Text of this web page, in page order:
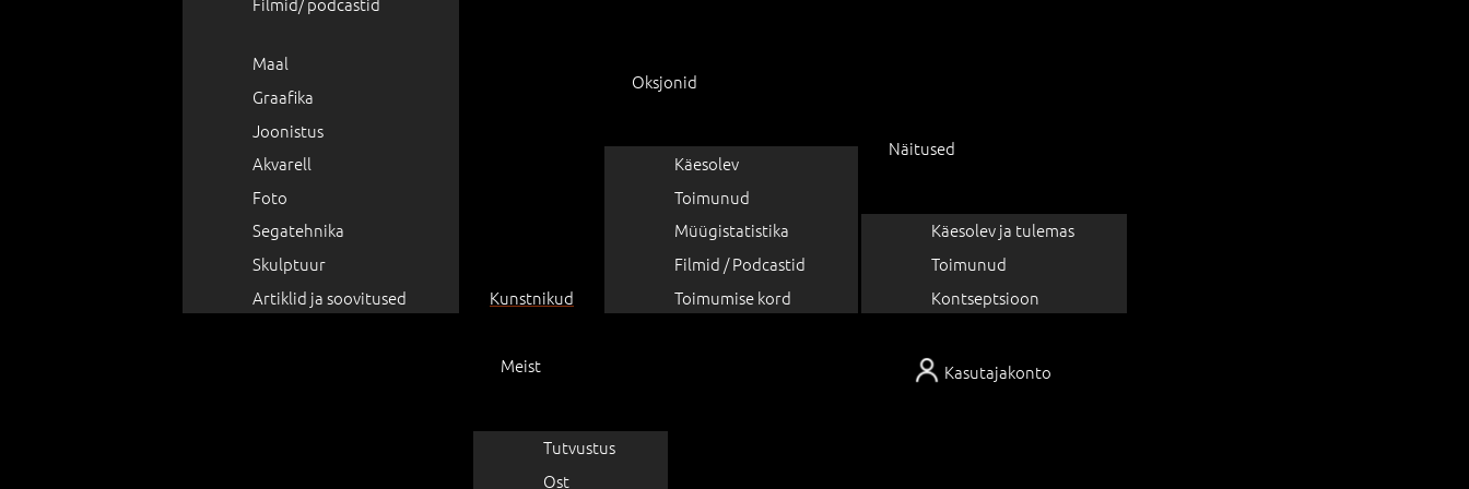
Kasutajakonto
Maal
Graafika
Joonistus
Akvarell
Foto
Segatehnika
Skulptuur
Artiklid ja soovitused
Kunstnikud
Oksjonid
Käesolev
Toimunud
Müügistatistika
Filmid / Podcastid
Toimumise kord
Näitused
Käesolev ja tulemas
Toimunud
Kontseptsioon
Meist
Tutvustus
Ost